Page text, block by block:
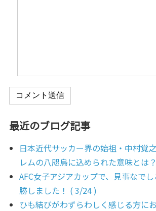
コメント送信
最近のブログ記事
日本近代サッカー界の始祖・中村覚
レムの八咫烏に込められた意味とは
AFC女子アジアカップで、見事なで
勝しました！ ( 3/24 )
ひも結びがわずらわしく感じる方に